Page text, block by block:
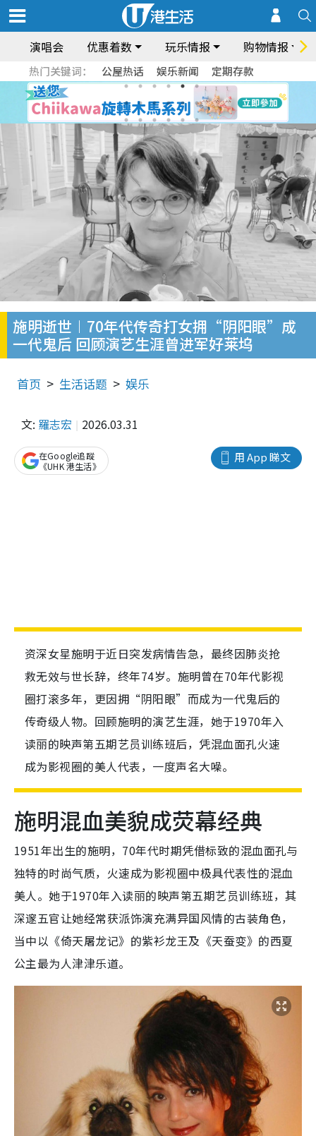
演唱会 优惠着数 玩乐情报 购物情报
热门关键词： 公屋热话 娱乐新闻 定期存款
施明逝世︱70年代传奇打女拥“阴阳眼”成
一代鬼后 回顾演艺生涯曾进军好莱坞
首页 生活话题 娱乐
文: 羅志宏 2026.03.31
用 App 睇文
在Google追蹤
《UHK 港生活》
资深女星施明于近日突发病情告急，最终因肺炎抢
救无效与世长辞，终年74岁。施明曾在70年代影视
圈打滚多年，更因拥“阴阳眼”而成为一代鬼后的
传奇级人物。回顾施明的演艺生涯，她于1970年入
读丽的映声第五期艺员训练班后，凭混血面孔火速
成为影视圈的美人代表，一度声名大噪。
施明混血美貌成荧幕经典
1951年出生的施明，70年代时期凭借标致的混血面孔与
独特的时尚气质，火速成为影视圈中极具代表性的混血
美人。她于1970年入读丽的映声第五期艺员训练班，其
深邃五官让她经常获派饰演充满异国风情的古装角色，
当中以《倚天屠龙记》的紫衫龙王及《天蚕变》的西夏
公主最为人津津乐道。